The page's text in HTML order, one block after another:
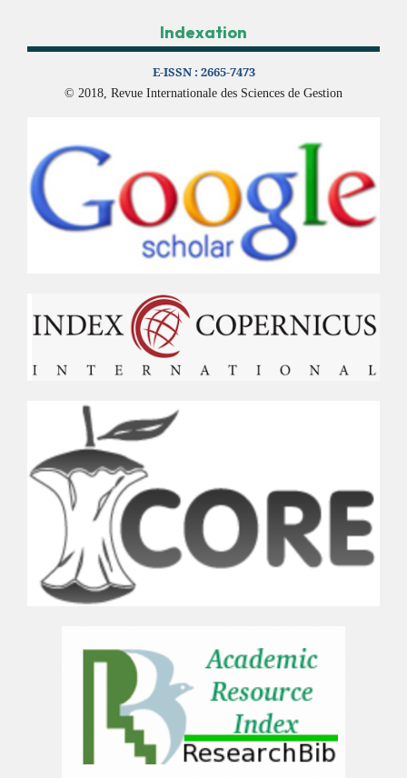
Indexation
E-ISSN : 2665-7473
© 2018, Revue Internationale des Sciences de Gestion